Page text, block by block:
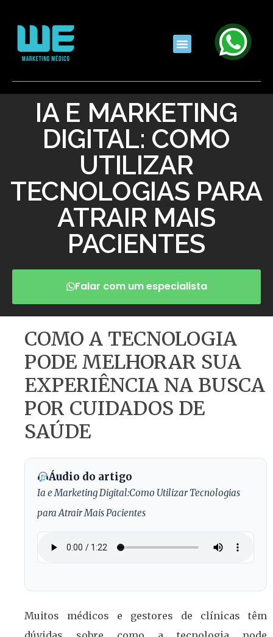
IA E MARKETING
DIGITAL: COMO
UTILIZAR
TECNOLOGIAS PARA
ATRAIR MAIS
PACIENTES
Falar com um especialista
COMO A TECNOLOGIA
PODE MELHORAR SUA
EXPERIÊNCIA NA BUSCA
POR CUIDADOS DE
SAÚDE
Áudio do artigo
Ia e Marketing Digital:Como Utilizar Tecnologias
para Atrair Mais Pacientes
Muitos médicos e gestores de clínicas têm